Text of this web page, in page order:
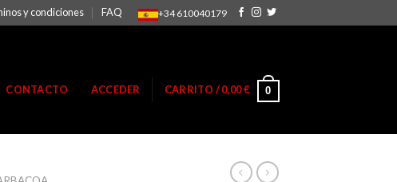
y condiciones FAQ +34 610040179
CONTACTO ACCEDER CARRITO /0,00€ 0